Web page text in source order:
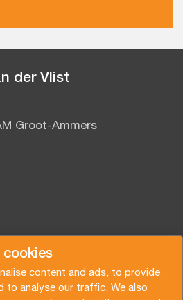
cookies
content and ads, to provide
to analyse our traffic. We also
der Vlist
Groot-Ammers
Vlist